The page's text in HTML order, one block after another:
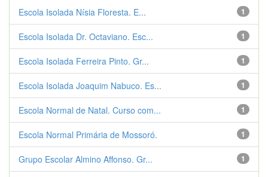
1
Escola Isolada Nísia Floresta. E...
1
Escola Isolada Dr. Octaviano. Esc...
1
Escola Isolada Ferreira Pinto. Gr...
1
Escola Isolada Joaquim Nabuco. Es...
1
Escola Normal de Natal. Curso com...
1
Escola Normal Primária de Mossoró.
1
Grupo Escolar Almino Affonso. Gr...